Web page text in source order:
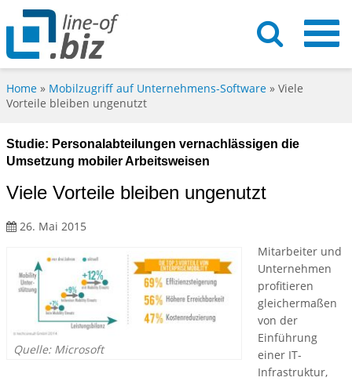
Home » Mobilzugriff auf Unternehmens-Software » Viele
Vorteile bleiben ungenutzt
Studie: Personalabteilungen vernachlässigen die
Umsetzung mobiler Arbeitsweisen
Viele Vorteile bleiben ungenutzt
26. Mai 2015
Quelle: Microsoft
Mitarbeiter und
Unternehmen
profitieren
gleichermaßen
von der
Einführung
einer IT-
Infrastruktur,